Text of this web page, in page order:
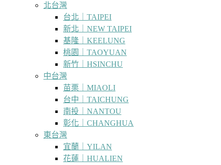
北台灣
台北｜TAIPEI
新北｜NEW TAIPEI
基隆｜KEELUNG
桃園｜TAOYUAN
新竹｜HSINCHU
中台灣
苗栗｜MIAOLI
台中｜TAICHUNG
南投｜NANTOU
彰化｜CHANGHUA
東台灣
宜蘭｜YILAN
花蓮｜HUALIEN